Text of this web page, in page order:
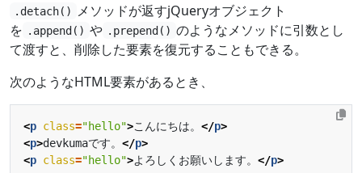
.detach()
メソッドが返すjQueryオブジェクト
を .append() や .prepend() のようなメソッドに引数とし
て渡すと、削除した要素を復元することもできる。
次のようなHTML要素があるとき、
<p class="hello">こんにちは。 </p>
<p>devkumaです。 </p>
<p class="hello">よろしくお願いします。 </p>